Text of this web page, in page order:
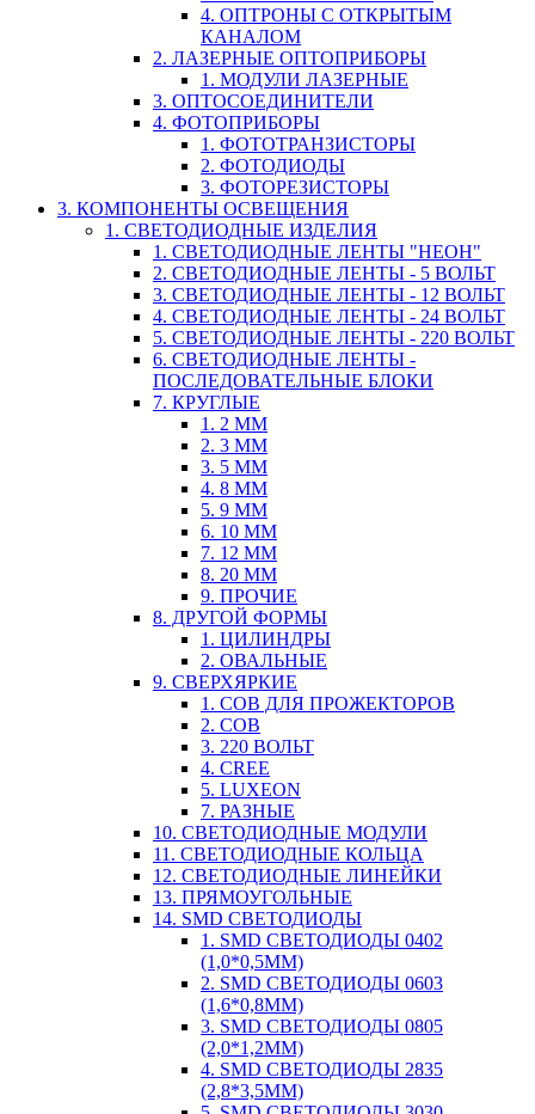
4. ОПТРОНЫ С ОТКРЫТЫМ
КАНАЛОМ
2. ЛАЗЕРНЫЕ ОПТОПРИБОРЫ
1. МОДУЛИ ЛАЗЕРНЫЕ
3. ОПТОСОЕДИНИТЕЛИ
4. ФОТОПРИБОРЫ
1. ФОТОТРАНЗИСТОРЫ
2. ФОТОДИОДЫ
3. ФОТОРЕЗИСТОРЫ
3. КОМПОНЕНТЫ ОСВЕЩЕНИЯ
1. СВЕТОДИОДНЫЕ ИЗДЕЛИЯ
1. СВЕТОДИОДНЫЕ ЛЕНТЫ "НЕОН"
2. СВЕТОДИОДНЫЕ ЛЕНТЫ - 5 ВОЛЬТ
3. СВЕТОДИОДНЫЕ ЛЕНТЫ - 12 ВОЛЬТ
4. СВЕТОДИОДНЫЕ ЛЕНТЫ - 24 ВОЛЬТ
5. СВЕТОДИОДНЫЕ ЛЕНТЫ - 220 ВОЛЬТ
6. СВЕТОДИОДНЫЕ ЛЕНТЫ -
ПОСЛЕДОВАТЕЛЬНЫЕ БЛОКИ
7. КРУГЛЫЕ
1. 2 ММ
2. 3 ММ
3. 5 ММ
4. 8 ММ
5. 9 ММ
6. 10 ММ
7. 12 ММ
8. 20 ММ
9. ПРОЧИЕ
8. ДРУГОЙ ФОРМЫ
1. ЦИЛИНДРЫ
2. ОВАЛЬНЫЕ
9. СВЕРХЯРКИЕ
1. COB ДЛЯ ПРОЖЕКТОРОВ
2. COB
3. 220 ВОЛЬТ
4. CREE
5. LUXEON
7. РАЗНЫЕ
10. СВЕТОДИОДНЫЕ МОДУЛИ
11. СВЕТОДИОДНЫЕ КОЛЬЦА
12. СВЕТОДИОДНЫЕ ЛИНЕЙКИ
13. ПРЯМОУГОЛЬНЫЕ
14. SMD СВЕТОДИОДЫ
1. SMD СВЕТОДИОДЫ 0402
(1,0*0,5ММ)
2. SMD СВЕТОДИОДЫ 0603
(1,6*0,8ММ)
3. SMD СВЕТОДИОДЫ 0805
(2,0*1,2ММ)
4. SMD СВЕТОДИОДЫ 2835
(2,8*3,5ММ)